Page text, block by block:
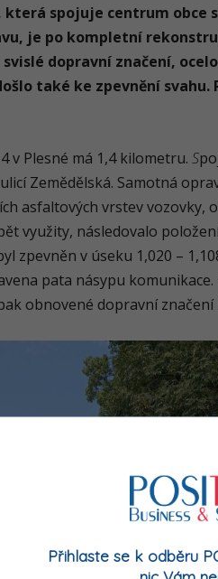
která spojuje centrum obce
je po kompletní
dopravní značení,
také ke zpevnění svahu.
v Plesné má 1,4 kilometru. S
Zemědělská. Samotná
asfaltových vrstev vozovky,
využity, následovalo
zpevněn v úseku 1,020 –
pata násypu komunikace.
obnovené dopravní značení
Přihlaste se k odběru